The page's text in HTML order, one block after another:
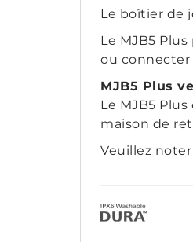
Le boîtier de
Le MJB5
ou connecter
MJB5 Plus
Le MJB5
maison de
Veuillez